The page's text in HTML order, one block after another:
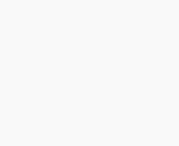
Um
können,